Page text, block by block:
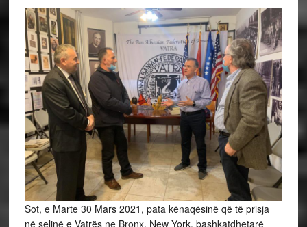
Sot, e Marte 30 Mars 2021, pata kënaqësinë që të prisja
në selinë e Vatrës ne Bronx, New York, bashkatdhetarë